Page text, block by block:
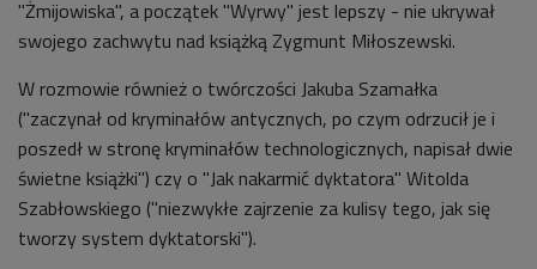
"Żmijowiska", a początek "Wyrwy" jest lepszy - nie ukrywał
swojego zachwytu nad książką Zygmunt Miłoszewski.
W rozmowie również o twórczości Jakuba Szamałka
("zaczynał od kryminałów antycznych, po czym odrzucił je i
poszedł w stronę kryminałów technologicznych, napisał dwie
świetne książki") czy o "Jak nakarmić dyktatora" Witolda
Szabłowskiego ("niezwykłe zajrzenie za kulisy tego, jak się
tworzy system dyktatorski").